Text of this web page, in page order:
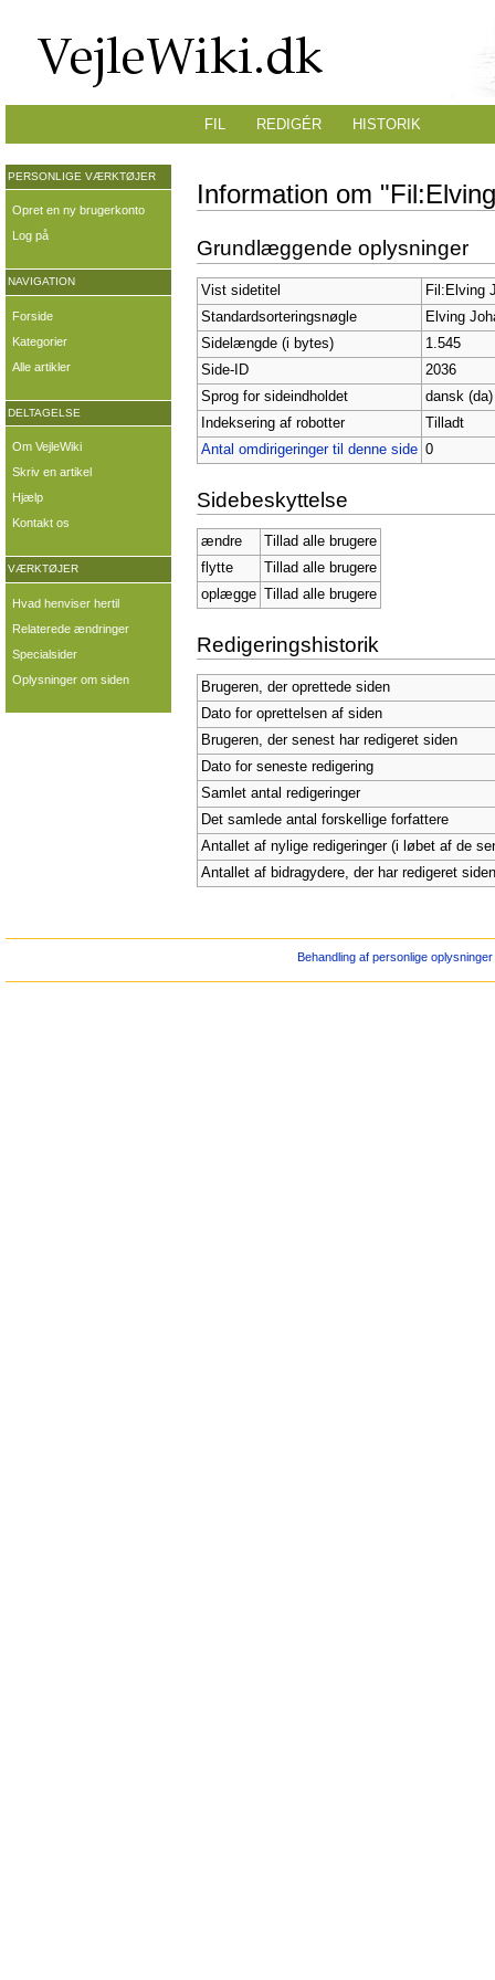
Information om
Grundlæggende oplysninger
Vist sidetitel
Fil:Elving
Standardsorteringsnøgle
Elving
Sidelængde (i bytes)
1.545
Side-ID
2036
Sprog for sideindholdet
dansk (da)
Indeksering af robotter
Tilladt
Antal omdirigeringer til denne side 0
Sidebeskyttelse
ændre
Tillad alle brugere
flytte
Tillad alle brugere
oplægge
Tillad alle brugere
Redigeringshistorik
Brugeren, der oprettede siden
Dato for oprettelsen af siden
Brugeren, der senest har redigeret siden
Dato for seneste redigering
Samlet antal redigeringer
Det samlede antal forskellige forfattere
Antallet af nylige redigeringer (i løbet af de
Antallet af bidragydere, der har redigeret
FIL REDIGÉR HISTORIK
PERSONLIGE VÆRKTØJER
Opret en ny brugerkonto
Log på
NAVIGATION
Forside
Kategorier
Alle artikler
DELTAGELSE
Om VejleWiki
Skriv en artikel
Hjælp
Kontakt os
VÆRKTØJER
Hvad henviser hertil
Relaterede ændringer
Specialsider
Oplysninger om siden
Behandling af personlige oplysninger